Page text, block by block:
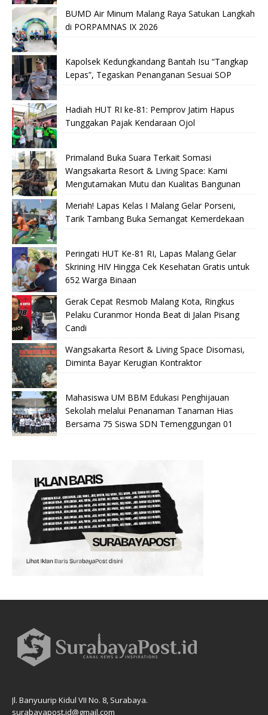
BUMD Air Minum Malang Raya Satukan Langkah
di PORPAMNAS IX 2026
Kapolsek Kedungkandang Bantah Isu “Tangkap
Lepas”, Tegaskan Penanganan Sesuai SOP
Hadiah HUT RI ke-81: Pemprov Jatim Hapus
Tunggakan Pajak Kendaraan Ojol
Primaland Buka Suara Terkait Somasi
Wangsakarta Resort & Living Space: Kami
Mengutamakan Mutu dan Kualitas Bangunan
Meriah! Lapas Kelas I Malang Gelar Porseni,
Tarik Tambang Buka Semangat Kemerdekaan
Peringati HUT Ke-81 RI, Lapas Malang Gelar
Skrining HIV Hingga Cek Kesehatan Gratis untuk
652 Warga Binaan
Gerak Cepat Resmob Malang Kota, Ringkus
Pelaku Curanmor Honda Beat di Jalan Pisang
Candi
Wangsakarta Resort & Living Space Disomasi,
Diminta Bayar Kerugian Kontraktor
Mahasiswa UM BBM Edukasi Penghijauan
Sekolah melalui Penanaman Tanaman Hias
Bersama 75 Siswa SDN Temenggungan 01
Jl. Banyuurip Kidul VII No. 8, Surabaya.
surabayapost.id@gmail.com